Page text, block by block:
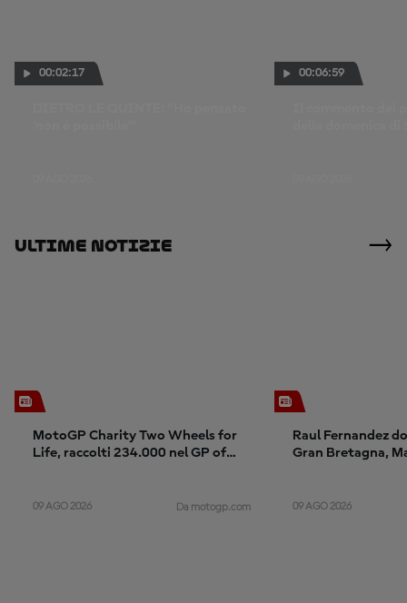
00:02:17 00:06:59
Ultime Notizie
MotoGP Charity Two Wheels for
Life, raccolti 234.000 nel GP of
09 AGO 2026 Da motogp.com
Raul Fernandez
Gran Bretagna,
09 AGO 2026